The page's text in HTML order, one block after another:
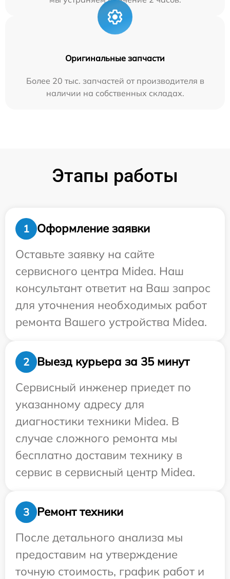
Оригинальные запчасти
Более 20 тыс. запчастей от производителя в
наличии на собственных складах.
Этапы работы
1
Оформление заявки
Оставьте заявку на сайте
сервисного центра Midea. Наш
консультант ответит на Ваш запрос
для уточнения необходимых работ
ремонта Вашего устройства Midea.
2
Выезд курьера за 35 минут
Сервисный инженер приедет по
указанному адресу для
диагностики техники Midea. В
случае сложного ремонта мы
бесплатно доставим технику в
сервис в сервисный центр Midea.
3
Ремонт техники
После детального анализа мы
предоставим на утверждение
точную стоимость, график работ и